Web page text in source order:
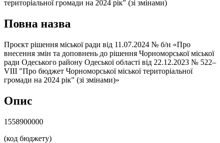
територіальної громади на 2024 рік" (зі змінами)
Повна назва
Проєкт рішення міської ради від 11.07.2024 № б/н «Про
внесення змін та доповнень до рішення Чорноморської міської
ради Одеського району Одеської області від 22.12.2023 № 522–
VІII "Про бюджет Чорноморської міської територіальної
громади на 2024 рік" (зі змінами)»
Опис
1558900000
(код бюджету)